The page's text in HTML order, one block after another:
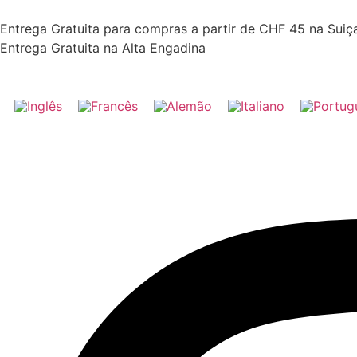
Entrega Gratuita para compras a partir de CHF 45 na
Entrega Gratuita na Alta Engadina